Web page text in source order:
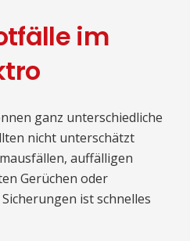
im
ganz unterschiedliche
nicht unterschätzt
auffälligen
Gerüchen oder
ist schnelles